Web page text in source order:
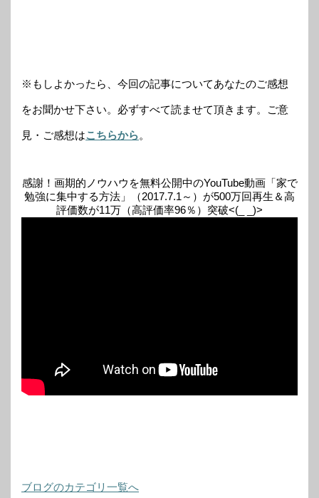
※もしよかったら、今回の記事についてあなたのご感想
をお聞かせ下さい。必ずすべて読ませて頂きます。ご意
見・ご感想はこちらから。
感謝！画期的ノウハウを無料公開中のYouTube動画「家で
勉強に集中する方法」（2017.7.1～）が500万回再生＆高
評価数が11万（高評価率96％）突破<(_ _)>
ブログのカテゴリ一覧へ